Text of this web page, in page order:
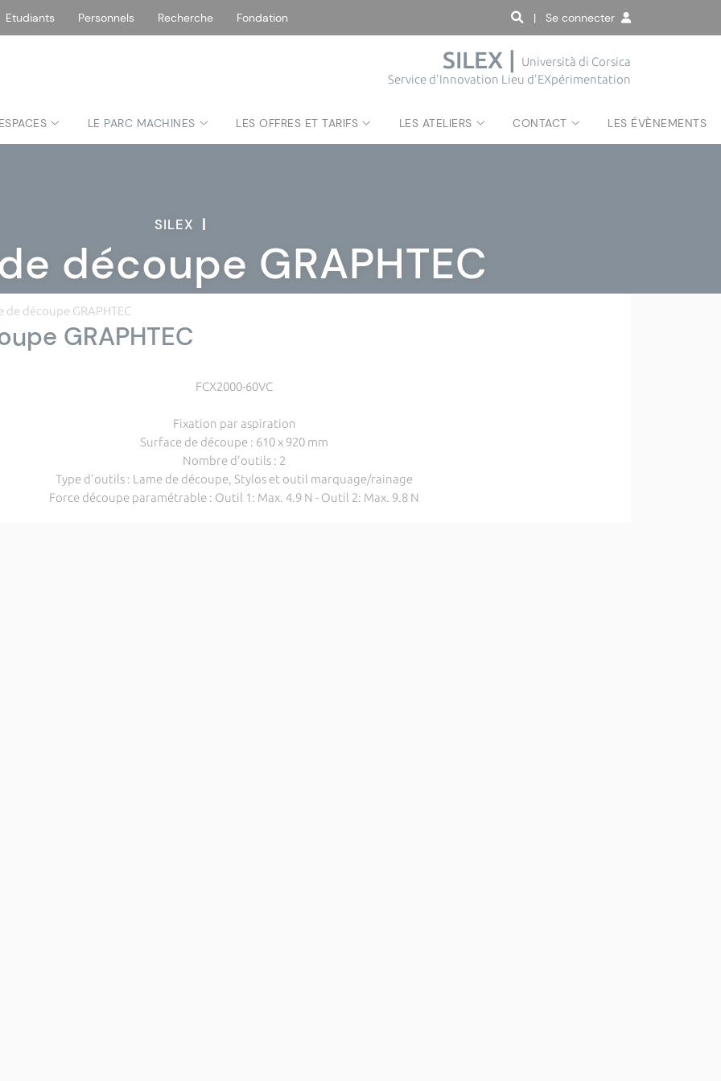
Etudiants Personnels Recherche Fondation | Se connecter
SILEX |
Università di Corsica
Service d'Innovation Lieu d'EXpérimentation
LE PARC MACHINES LES OFFRES ET TARIFS LES ATELIERS CONTACT LES ÉVÈNEMENTS
SILEX |
découpe GRAPHTEC
de découpe GRAPHTEC
GRAPHTEC
FCX2000-60VC
Fixation par aspiration
Surface de découpe : 610 x 920 mm
Nombre d'outils : 2
Type d'outils : Lame de découpe, Stylos et outil marquage/rainage
Force découpe paramétrable : Outil 1: Max. 4.9 N - Outil 2: Max. 9.8 N